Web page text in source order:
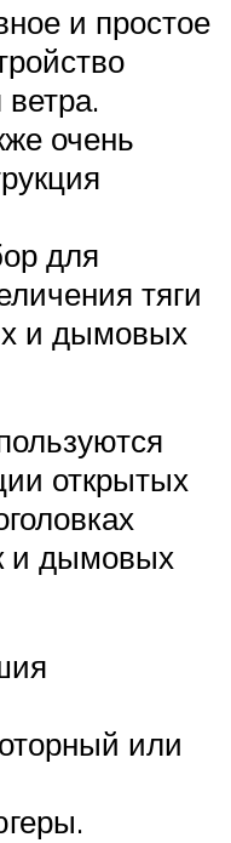
и простое
очень
для
тяги
и дымовых
открытых
и дымовых
или